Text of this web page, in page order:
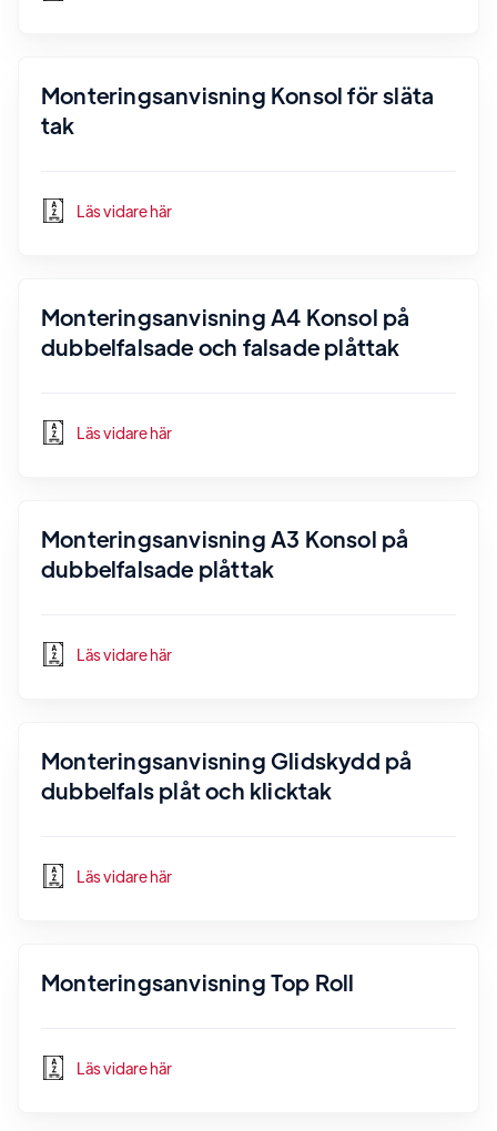
Monteringsanvisning Konsol för släta
tak
Läs vidare här
Monteringsanvisning A4 Konsol på
dubbelfalsade och falsade plåttak
Läs vidare här
Monteringsanvisning A3 Konsol på
dubbelfalsade plåttak
Läs vidare här
Monteringsanvisning Glidskydd på
dubbelfals plåt och klicktak
Läs vidare här
Monteringsanvisning Top Roll
Läs vidare här